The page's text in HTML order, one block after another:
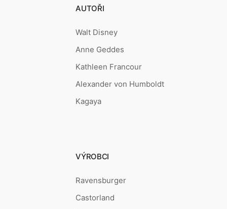
AUTOŘI
Walt Disney
Anne Geddes
Kathleen Francour
Alexander von Humboldt
Kagaya
VÝROBCI
Ravensburger
Castorland